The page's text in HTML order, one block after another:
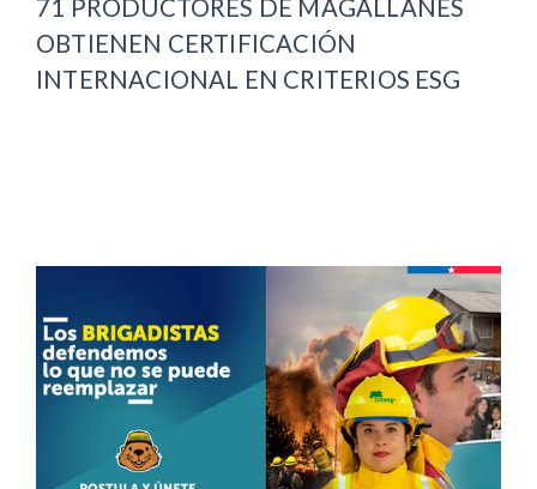
71 PRODUCTORES DE MAGALLANES
OBTIENEN CERTIFICACIÓN
INTERNACIONAL EN CRITERIOS ESG